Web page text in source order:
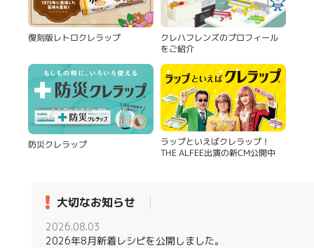
復刻版レトロクレラップ クレハフレンズのプロフィール
をご紹介
防災クレラップ ラップといえばクレラップ！
THE ALFEE出演の新CM公開中
大切なお知らせ
2026.08.03
2026年8月新着レシピを公開しました。